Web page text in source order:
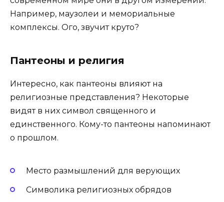
Например, маузолеи и мемориальные
комплексы. Ого, звучит круто?
Пантеоны и религия
Интересно, как пантеоны влияют на
религиозные представления? Некоторые
видят в них символ священного и
единственного. Кому-то пантеоны напоминают
о прошлом.
Место размышлений для верующих
Символика религиозных обрядов